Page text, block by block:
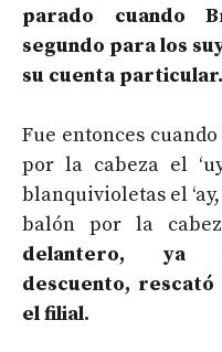
parado cuando
segundo para los
su cuenta particular.
Fue entonces
por la cabeza el
blanquivioletas el
balón por la
delantero,
descuento,
el filial.